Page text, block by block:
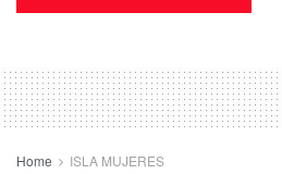
Home ISLA MUJERES